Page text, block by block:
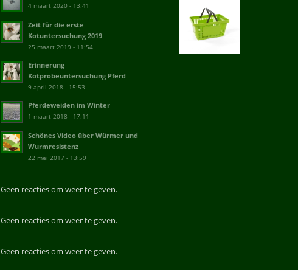
4 maart 2020 - 13:41
Zeit für die erste
Kotuntersuchung 2019
25 maart 2019 - 11:54
Erinnerung
Kotprobeuntersuchung Pferd
9 april 2018 - 15:53
Pferdeweiden im Winter
1 maart 2018 - 17:11
Schönes Video über Würmer und
Wurmresistenz
22 mei 2017 - 13:59
Geen reacties om weer te geven.
Geen reacties om weer te geven.
Geen reacties om weer te geven.